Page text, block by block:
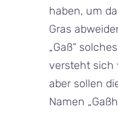
haben, um
Gras
„Gaß“
versteht sich
aber sollen
Namen